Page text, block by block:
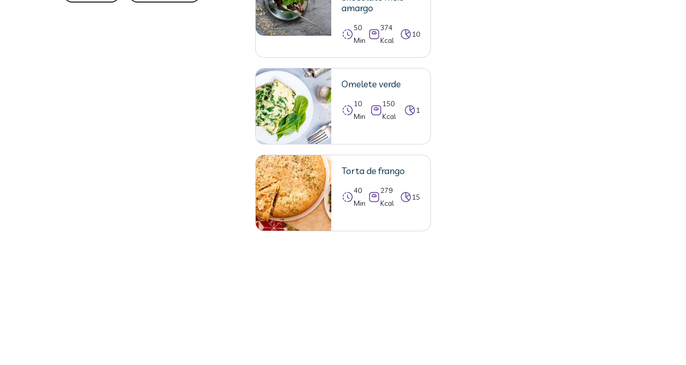
amargo
50
Min
374
Kcal
10
Omelete verde
10
Min
150
Kcal
1
Torta de frango
40
Min
279
Kcal
15